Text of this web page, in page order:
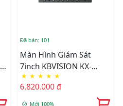
Đã bán: 101
Màn Hình Giám Sát
7inch KBVISION KX-
FMLCD7-T
★ ★ ★ ★ ★
6.820.000 đ
Mới 100%